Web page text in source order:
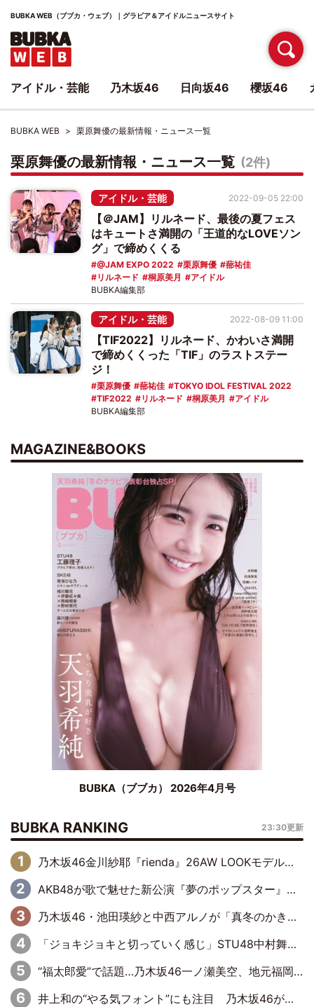
BUBKA WEB（ブブカ・ウェブ）｜グラビア＆アイドルニュースサイト
BUBKA WEB 栗原舞優の最新情報・ニュース一覧
栗原舞優の最新情報・ニュース一覧 (2件)
アイドル・芸能
【＠JAM】リルネード、最後の夏フェス
はキュートさ満開の「王道的なLOVEソン
グ」で締めくくる
@JAM EXPO 2022 栗原舞優
蔀祐佳
リルネード
桐原美月 アイドル
2022-09-05 22:00
BUBKA編集部
アイドル・芸能
【TIF2022】リルネード、かわいさ満開
で締めくくった「TIF」のラストステー
ジ！
栗原舞優 蔀祐佳
TOKYO IDOL FESTIVAL 2022
TIF2022
リルネード 桐原美月 アイドル
2022-08-09 11:00
BUBKA編集部
MAGAZINE&BOOKS
BUBKA（ブブカ） 2026年4月号
BUBKA RANKING 23:30更新
乃木坂46金川紗耶『rienda』26AW LOOKモデルに就任
AKB48が歌で魅せた新公演『夢のポップスター』 初日から全身全霊のステージ
乃木坂46・池田瑛紗と中西アルノが「真冬のかき氷」騒動で火花散らす！ 因縁の裏にあるのは、逆境をともに“凌”ぐ似た者同士の絆
「ジョキジョキと切っていく感じ」STU48中村舞、新しい挑戦は自らの手で
“福太郎愛”で話題…乃木坂46一ノ瀬美空、地元福岡『めんべい25周年トップサポーター』に就任
井上和の“やる気フォント”にも注目 乃木坂46が挑んだ書道パフォーマンスの舞台裏
アイドル・芸能 乃木坂46 日向坂46 櫻坂46